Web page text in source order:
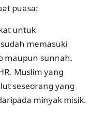
puasa:
untuk
memasuki
maupun sunnah.
Muslim yang
seseorang yang
minyak misik.